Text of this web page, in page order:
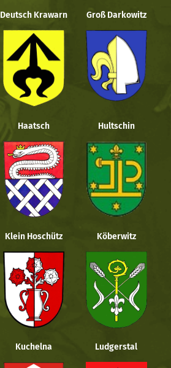
Deutsch Krawarn Groß Darkowitz
Haatsch Hultschin
Klein Hoschütz Köberwitz
Kuchelna Ludgerstal